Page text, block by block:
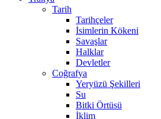
Tarih
Tarihçeler
İsimlerin Kökeni
Savaşlar
Halklar
Devletler
Coğrafya
Yeryüzü Şekilleri
Su
Bitki Örtüsü
İklim